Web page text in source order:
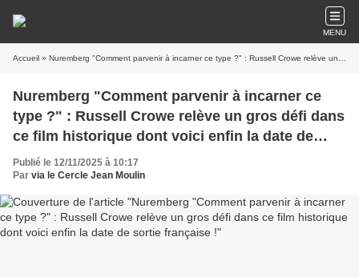
MENU
Accueil » Nuremberg "Comment parvenir à incarner ce type ?" : Russell Crowe relève un gros défi dans ce film historique dont voici enfin la date de sortie française !
Nuremberg "Comment parvenir à incarner ce
type ?" : Russell Crowe relève un gros défi dans
ce film historique dont voici enfin la date de
sortie française !
Publié le 12/11/2025 à 10:17
Par via le Cercle Jean Moulin